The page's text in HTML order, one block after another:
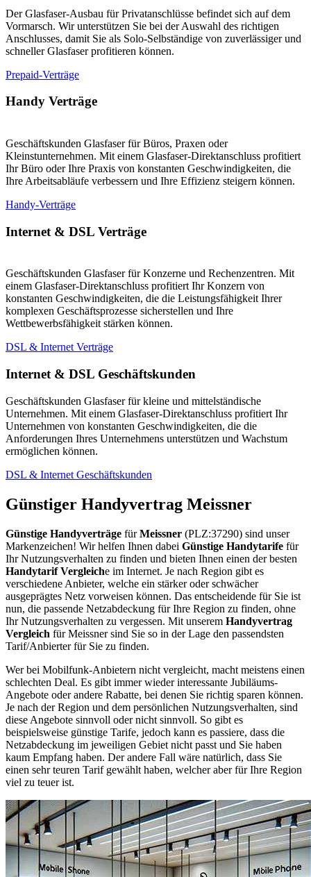
Der Glasfaser-Ausbau für Privatanschlüsse befindet sich auf dem
Vormarsch. Wir unterstützen Sie bei der Auswahl des richtigen
Anschlusses, damit Sie als Solo-Selbständige von zuverlässiger und
schneller Glasfaser profitieren können.
Prepaid-Verträge
Handy Verträge
Geschäftskunden Glasfaser für Büros, Praxen oder
Kleinstunternehmen. Mit einem Glasfaser-Direktanschluss profitiert
Ihr Büro oder Ihre Praxis von konstanten Geschwindigkeiten, die
Ihre Arbeitsabläufe verbessern und Ihre Effizienz steigern können.
Handy-Verträge
Internet & DSL Verträge
Geschäftskunden Glasfaser für Konzerne und Rechenzentren. Mit
einem Glasfaser-Direktanschluss profitiert Ihr Konzern von
konstanten Geschwindigkeiten, die die Leistungsfähigkeit Ihrer
komplexen Geschäftsprozesse sicherstellen und Ihre
Wettbewerbsfähigkeit stärken können.
DSL & Internet Verträge
Internet & DSL Geschäftskunden
Geschäftskunden Glasfaser für kleine und mittelständische
Unternehmen. Mit einem Glasfaser-Direktanschluss profitiert Ihr
Unternehmen von konstanten Geschwindigkeiten, die die
Anforderungen Ihres Unternehmens unterstützen und Wachstum
ermöglichen können.
DSL & Internet Geschäftskunden
Günstiger Handyvertrag Meissner
Günstige Handyverträge fürMeissner (PLZ:37290) sind unser
Markenzeichen! Wir helfen Ihnen dabei Günstige Handytarife für
Ihr Nutzungsverhalten zu finden und bieten Ihnen einen der besten
Handytarif Vergleiche im Internet. Je nach Region gibt es
verschiedene Anbieter, welche ein stärker oder schwächer
ausgeprägtes Netz vorweisen können. Das entscheidende für Sie ist
nun, die passende Netzabdeckung für Ihre Region zu finden, ohne
Ihr Nutzungsverhalten zu vergessen. Mit unserem Handyvertrag
Vergleich für Meissner sind Sie so in der Lage den passendsten
Tarif/Anbierter für Sie zu finden.
Wer bei Mobilfunk-Anbietern nicht vergleicht, macht meistens einen
schlechten Deal. Es gibt immer wieder interessante Jubiläums-
Angebote oder andere Rabatte, bei denen Sie richtig sparen können.
Je nach der Region und dem persönlichen Nutzungsverhalten, sind
diese Angebote sinnvoll oder nicht sinnvoll. So gibt es
beispielsweise günstige Tarife, jedoch kann es passiere, dass die
Netzabdeckung im jeweiligen Gebiet nicht passt und Sie haben
kaum Empfang haben. Der andere Fall wäre natürlich, dass Sie
einen sehr teuren Tarif gewählt haben, welcher aber für Ihre Region
viel zu teuer ist.